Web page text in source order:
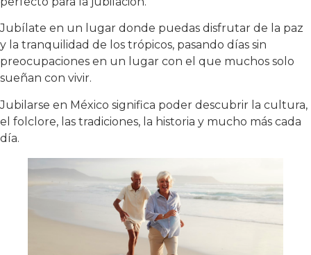
Jubílate en un lugar donde puedas disfrutar de la paz
y la tranquilidad de los trópicos, pasando días sin
preocupaciones en un lugar con el que muchos solo
sueñan con vivir.
Jubilarse en México significa poder descubrir la cultura,
el folclore, las tradiciones, la historia y mucho más cada
día.